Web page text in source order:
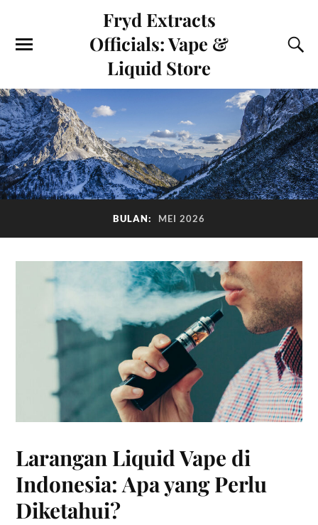
Fryd Extracts
Officials: Vape &
Liquid Store
BULAN: MEI 2026
Larangan Liquid Vape di
Indonesia: Apa yang Perlu
Diketahui?